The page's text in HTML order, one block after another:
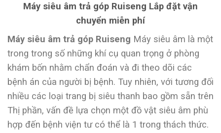
Máy siêu âm trả góp Ruiseng Lắp đặt vận
chuyển miễn phí
Máy siêu âm trả góp Ruiseng Máy siêu âm là một
trong trong số những khí cụ quan trọng ở phòng
khám bốn nhằm chẩn đoán và đi theo dõi các
bệnh án của người bị bệnh. Tuy nhiên, với tương đối
nhiều các loại trang bị siêu thanh bao gồm sẵn trên
Thị phần, vấn đề lựa chọn một đồ vật siêu âm phù
hợp đến bệnh viện tư có thể là 1 trong thách thức.